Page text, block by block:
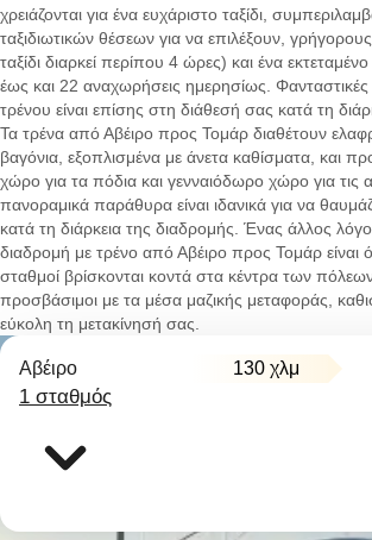
χρειάζονται για ένα ευχάριστο ταξίδι,
ταξιδιωτικών θέσεων για να επιλέξουν,
ταξίδι διαρκεί περίπου 4 ώρες) και ένα
έως και 22 αναχωρήσεις ημερησίως.
τρένου είναι επίσης στη διάθεσή σας κατά τη
Τα τρένα από Αβέιρο προς Τομάρ διαθέτουν
βαγόνια, εξοπλισμένα με άνετα καθίσματα, και
χώρο για τα πόδια και γενναιόδωρο χώρο για τις
πανοραμικά παράθυρα είναι ιδανικά για να
κατά τη διάρκεια της διαδρομής. Ένας άλλος
διαδρομή με τρένο από Αβέιρο προς Τομάρ είναι
σταθμοί βρίσκονται κοντά στα κέντρα των πόλεων
προσβάσιμοι με τα μέσα μαζικής μεταφοράς,
εύκολη τη μετακίνησή σας.
Αβέιρο 130 χλμ
1 σταθμός